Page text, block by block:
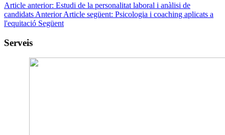
Article anterior: Estudi de la personalitat laboral i anàlisi de
candidats Anterior Article següent: Psicologia i coaching aplicats a
l'equitació Següent
Serveis